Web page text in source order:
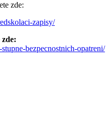
zde:
zapisy/
bezpecnostnich-opatreni/